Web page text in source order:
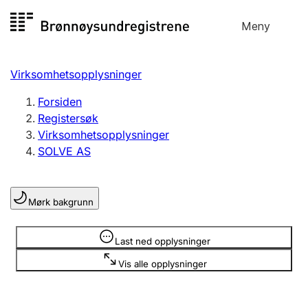
til
Meny
Registersøk
Aksjeselskap
Enkeltpersonforetak
Registrere, endre, slette
Lag og forening
Registrere, endre, slette
Virksomhetsopplysninger
Forsiden
Registersøk
Virksomhetsopplysninger
SOLVE AS
Mørk bakgrunn
Last ned opplysninger
Vis alle opplysninger
Opplysninger er skjult